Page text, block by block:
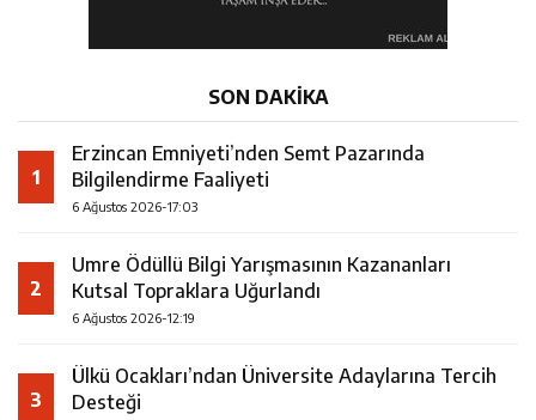
SON DAKİKA
1
Erzincan Emniyeti’nden Semt Pazarında
Bilgilendirme Faaliyeti
6 Ağustos 2026-17:03
2
Umre Ödüllü Bilgi Yarışmasının Kazananları
Kutsal Topraklara Uğurlandı
6 Ağustos 2026-12:19
3
Ülkü Ocakları’ndan Üniversite Adaylarına Tercih
Desteği